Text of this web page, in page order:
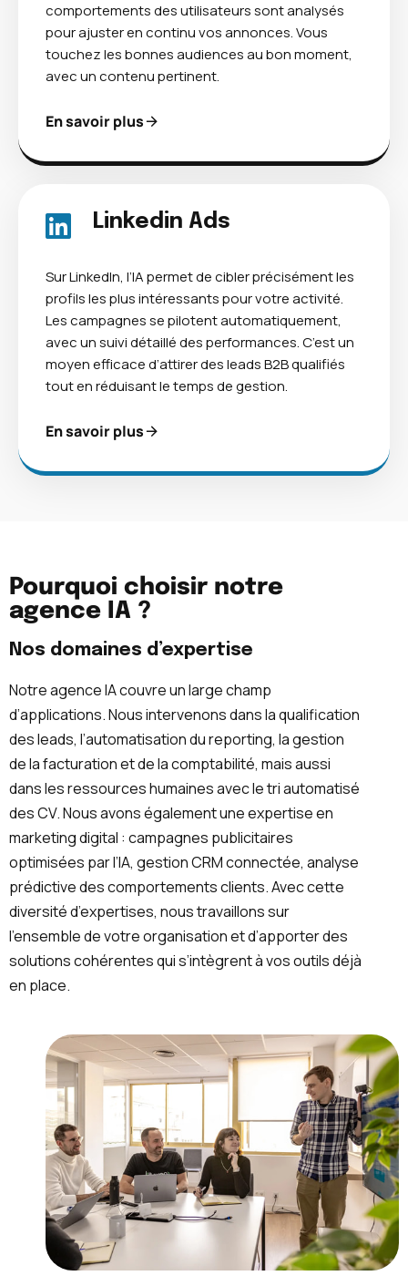
comportements des utilisateurs sont analysés
pour ajuster en continu vos annonces. Vous
touchez les bonnes audiences au bon moment,
avec un contenu pertinent.
En savoir plus
Linkedin Ads
Sur LinkedIn, l’IA permet de cibler précisément les
profils les plus intéressants pour votre activité.
Les campagnes se pilotent automatiquement,
avec un suivi détaillé des performances. C’est un
moyen efficace d’attirer des leads B2B qualifiés
tout en réduisant le temps de gestion.
En savoir plus
Pourquoi choisir notre
agence IA ?
Nos domaines d’expertise
Notre agence IA couvre un large champ
d’applications. Nous intervenons dans la qualification
des leads, l’automatisation du reporting, la gestion
de la facturation et de la comptabilité, mais aussi
dans les ressources humaines avec le tri automatisé
des CV. Nous avons également une expertise en
marketing digital : campagnes publicitaires
optimisées par l’IA, gestion CRM connectée, analyse
prédictive des comportements clients. Avec cette
diversité d’expertises, nous travaillons sur
l’ensemble de votre organisation et d’apporter des
solutions cohérentes qui s’intègrent à vos outils déjà
en place.